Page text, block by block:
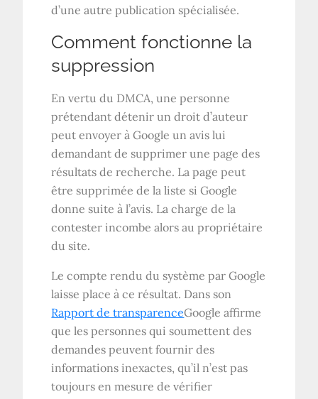
d’une autre publication spécialisée.
Comment fonctionne la
suppression
En vertu du DMCA, une personne
prétendant détenir un droit d’auteur
peut envoyer à Google un avis lui
demandant de supprimer une page des
résultats de recherche. La page peut
être supprimée de la liste si Google
donne suite à l’avis. La charge de la
contester incombe alors au propriétaire
du site.
Le compte rendu du système par Google
laisse place à ce résultat. Dans son
Rapport de transparenceGoogle affirme
que les personnes qui soumettent des
demandes peuvent fournir des
informations inexactes, qu’il n’est pas
toujours en mesure de vérifier